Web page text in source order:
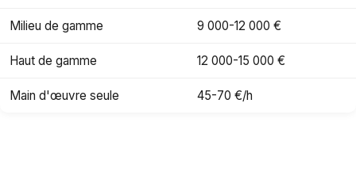
Milieu de gamme 9 000-12 000 €
Haut de gamme 12 000-15 000 €
Main d'œuvre seule 45-70 €/h